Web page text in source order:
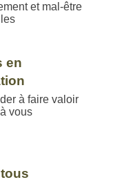
et mal-être
en
à faire valoir
vous